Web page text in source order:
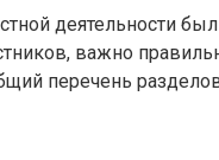
деятельности
важно
перечень